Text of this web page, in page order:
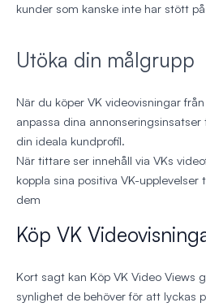
kunder som kanske inte har stött
Utöka din målgrupp
När du köper VK videovisningar
anpassa dina
din ideala kundprofil.
När tittare ser innehåll via VKs
koppla sina positiva VK-
dem
Köp VK
Kort sagt kan Köp VK Video Views
synlighet de behöver för att lyckas